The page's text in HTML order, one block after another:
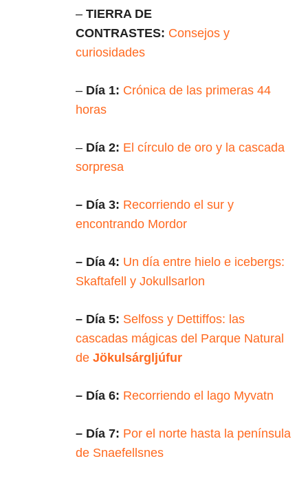
– TIERRA DE
CONTRASTES: Consejos y
curiosidades
– Día 1: Crónica de las primeras 44
horas
– Día 2: El círculo de oro y la cascada
sorpresa
– Día 3: Recorriendo el sur y
encontrando Mordor
– Día 4: Un día entre hielo e icebergs:
Skaftafell y Jokullsarlon
– Día 5: Selfoss y Dettiffos: las
cascadas mágicas del Parque Natural
de Jökulsárgljúfur
– Día 6: Recorriendo el lago Myvatn
– Día 7: Por el norte hasta la península
de Snaefellsnes